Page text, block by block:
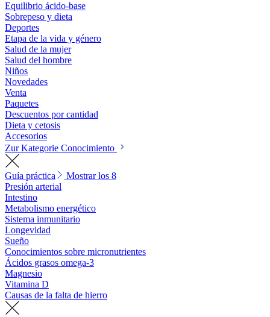
Equilibrio ácido-base
Sobrepeso y dieta
Deportes
Etapa de la vida y género
Salud de la mujer
Salud del hombre
Niños
Novedades
Venta
Paquetes
Descuentos por cantidad
Dieta y cetosis
Accesorios
Zur Kategorie Conocimiento
Guía práctica
Mostrar los 8
Presión arterial
Intestino
Metabolismo energético
Sistema inmunitario
Longevidad
Sueño
Conocimientos sobre micronutrientes
Ácidos grasos omega-3
Magnesio
Vitamina D
Causas de la falta de hierro